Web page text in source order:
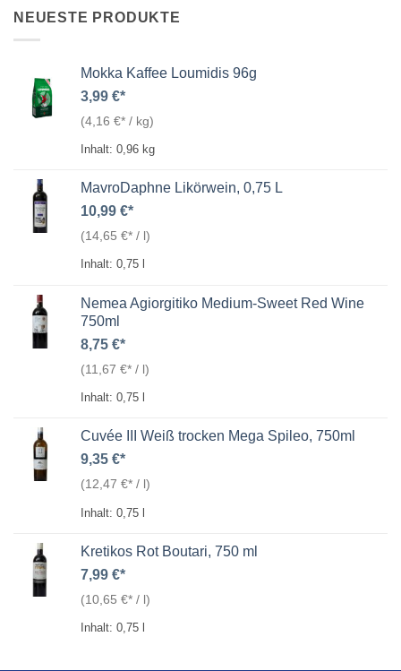
NEUESTE PRODUKTE
Mokka Kaffee Loumidis 96g
3,99 €
(4,16 € / kg)
Inhalt: 0,96 kg
MavroDaphne Likörwein, 0,75 L
10,99 €
(14,65 € / l)
Inhalt: 0,75
Nemea Agiorgitiko Medium-Sweet Red Wine
750ml
8,75 €
(11,67 € / l)
Inhalt: 0,75
Cuvée III Weiß trocken Mega Spileo, 750ml
9,35 €
(12,47 € / l)
Inhalt: 0,75 l
Kretikos Rot Boutari, 750 ml
7,99 €
(10,65 € / l)
Inhalt: 0,75